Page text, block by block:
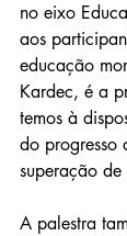
no eixo
aos
educação
Kardec, é a
temos à
do progresso
superação de
A palestra